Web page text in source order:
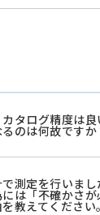
タログ精度は
のは何故ですか
測定を行いま
は「不確かさ
教えてください。